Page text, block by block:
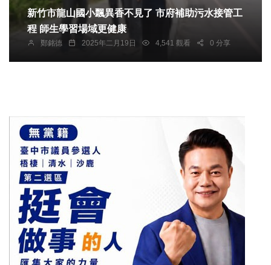
新竹市龍山國小飄異香不見了 市府補助污水接管工
程 師生學習場域更健康
鄭銘德 2025年二月19日 4,541 觀看 0 分享